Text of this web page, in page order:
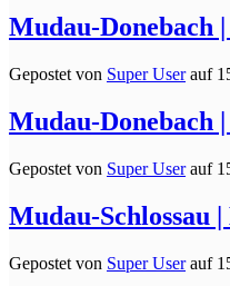
Mudau-Donebach
Gepostet von Super Userauf
Mudau-Donebach
Gepostet von Super Userauf
Mudau-Schlossau
Gepostet von Super Userauf